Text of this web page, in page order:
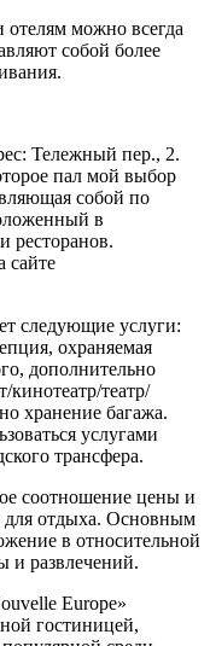
отелям можно всегда
собой более
Тележный пер., 2.
пал мой выбор
собой по
в
ресторанов.
сайте
следующие услуги:
охраняемая
дополнительно
кинотеатр/театр/
хранение багажа.
услугами
трансфера.
соотношение цены и
для отдыха. Основным
в относительной
и развлечений.
Europe»
гостиницей,